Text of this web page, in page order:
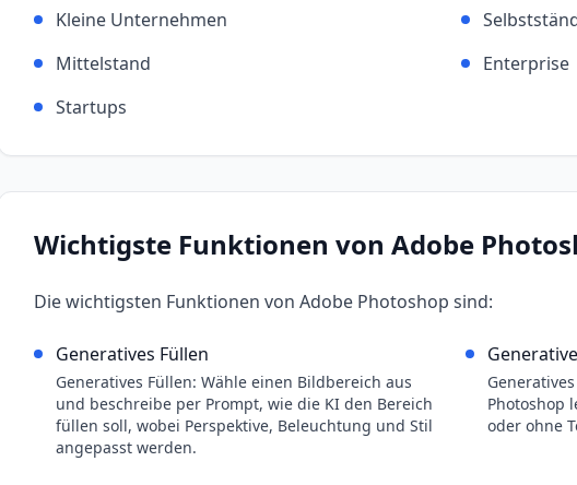
Kleine Unternehmen
Mittelstand
Enterprise
Startups
Wichtigste Funktionen von Adobe
Die wichtigsten Funktionen von Adobe Photoshop sind:
Generatives Füllen
Generatives Füllen: Wähle einen Bildbereich aus
und beschreibe per Prompt, wie die KI den Bereich
füllen soll, wobei Perspektive, Beleuchtung und Stil
angepasst werden.
Photoshop
oder ohne